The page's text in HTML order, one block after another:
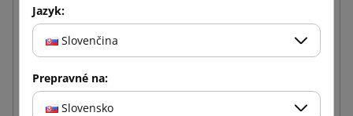
Hnedá klopová krabica K110 250x200x100
od 0,33 € s DPH
Jazyk:
Slovenčina
Prepravné na:
Slovensko